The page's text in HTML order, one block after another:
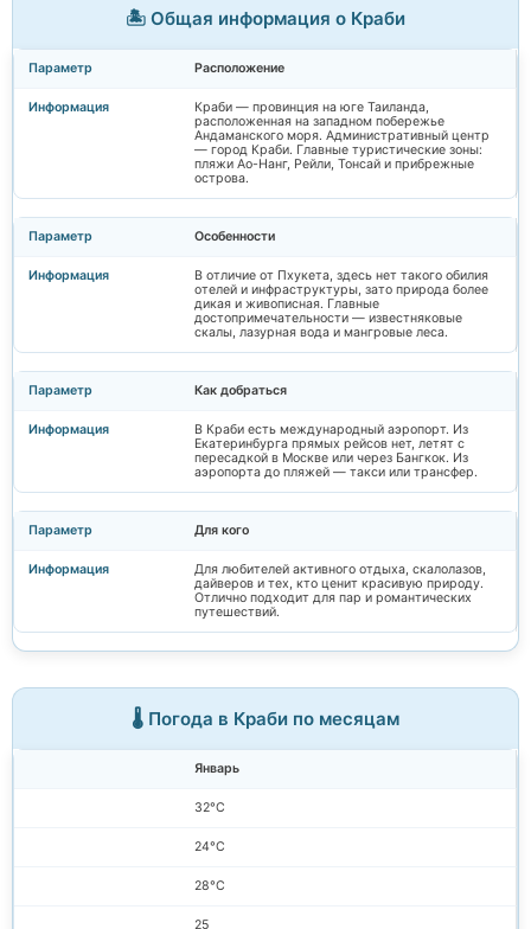
🏝️ Общая информация о Краби
Расположение
Краби — провинция на юге Таиланда,
расположенная на западном побережье
Андаманского моря. Административный центр
— город Краби. Главные туристические зоны:
пляжи Ао-Нанг, Рейли, Тонсай и прибрежные
острова.
Особенности
В отличие от Пхукета, здесь нет такого обилия
отелей и инфраструктуры, зато природа более
дикая и живописная. Главные
достопримечательности — известняковые
скалы, лазурная вода и мангровые леса.
Как добраться
В Краби есть международный аэропорт. Из
Екатеринбурга прямых рейсов нет, летят с
пересадкой в Москве или через Бангкок. Из
аэропорта до пляжей — такси или трансфер.
Для кого
Для любителей активного отдыха, скалолазов,
дайверов и тех, кто ценит красивую природу.
Отлично подходит для пар и романтических
путешествий.
🌡️ Погода в Краби по месяцам
Январь
32°C
24°C
28°C
25